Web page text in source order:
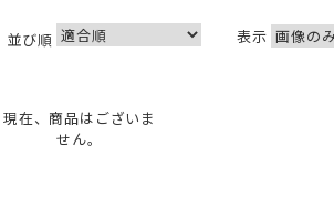
並び順 表示
現在、商品はございま
せん。